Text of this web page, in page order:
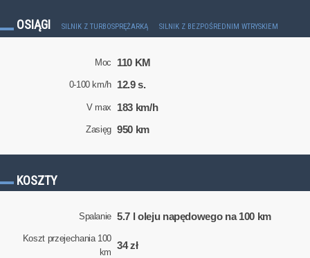
OSIĄGI SILNIK Z TURBOSPRĘŻARKĄ SILNIK Z BEZPOŚREDNIM WTRYSKIEM
Moc 110 KM
0-100 km/h 12.9 s.
V max 183 km/h
Zasięg 950 km
KOSZTY
Spalanie 5.7 l oleju napędowego na 100 km
Koszt przejechania 100
km
34 zł